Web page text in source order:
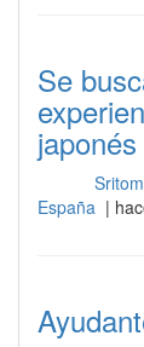
Se
España |